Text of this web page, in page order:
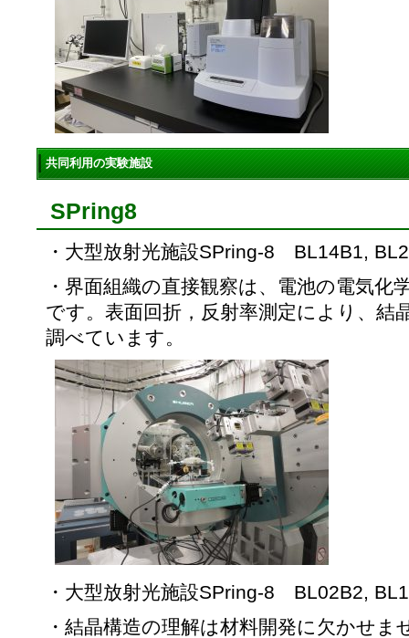
共同利用の実験施設
SPring8
・大型放射光施設SPring-8 BL14B1,
・界面組織の直接観察は、電池の電気化
です。表面回折，反射率測定により、結
調べています。
・大型放射光施設SPring-8 BL02B2,
・結晶構造の理解は材料開発に欠かせま